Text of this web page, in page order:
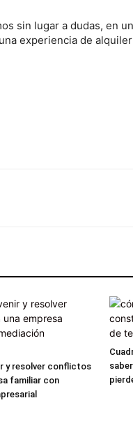
sin lugar a dudas, en
experiencia de
y resolver conflictos
familiar con